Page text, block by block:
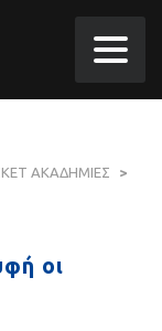
ΑΚΑΔΗΜΙΕΣ
>
οι